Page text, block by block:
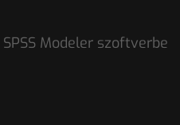
Modeler szoftverbe